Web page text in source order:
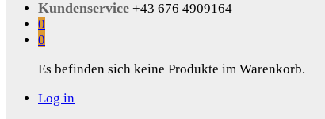
Kundenservice +43 676 4909164
0
0
Es befinden sich keine Produkte im Warenkorb.
Log in